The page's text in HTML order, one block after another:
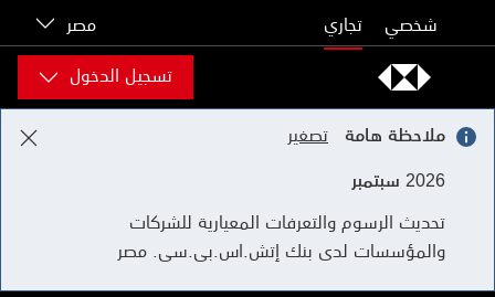
شخصي تجاري
مصر
تسجيل الدخول
ملاحظة هامة تصغير
2026 سبتمبر
تحديث الرسوم والتعرفات المعيارية للشركات
والمؤسسات لدى بنك إتش.اس.بى.سى. مصر